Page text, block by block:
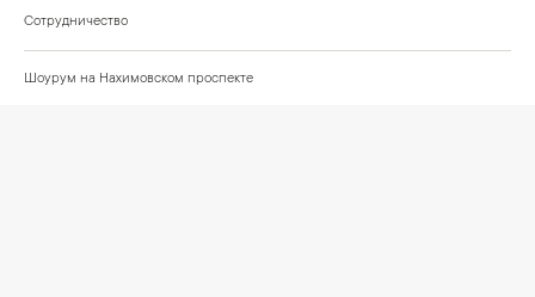
Сотрудничество
Шоурум на Нахимовском проспекте